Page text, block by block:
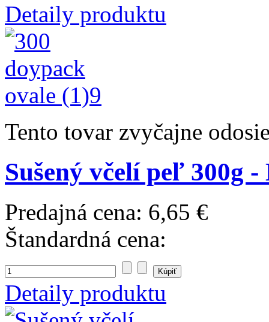
Detaily produktu
Tento tovar zvyčajne
Sušený včelí peľ 300g
Predajná cena: 6,65 €
Štandardná cena:
Detaily produktu